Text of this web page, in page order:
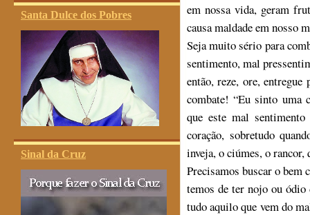
Santa Dulce dos Pobres
Sinal da Cruz
em nossa vida, geram
causa maldade em nosso
Seja muito sério para
sentimento, mal
então, reze, ore,
combate! “Eu sinto uma
que este mal
coração, sobretudo
inveja, o ciúmes, o rancor,
Precisamos buscar o bem
temos de ter nojo ou ódio
tudo aquilo que vem do